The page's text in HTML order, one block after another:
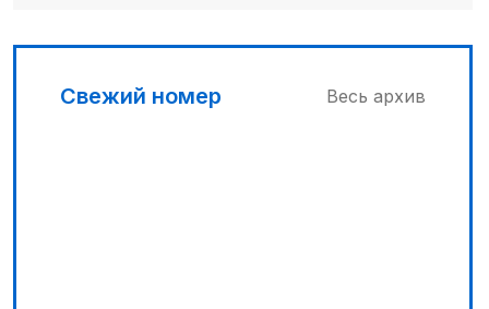
03:30
Свежий номер Весь архив